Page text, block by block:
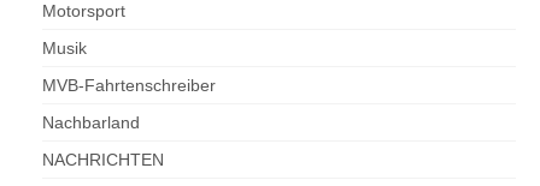
Motorsport
Musik
MVB-Fahrtenschreiber
Nachbarland
NACHRICHTEN